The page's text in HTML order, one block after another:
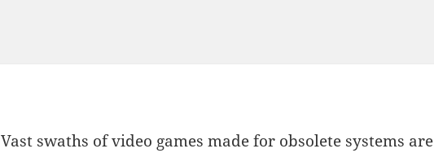
Vast swaths of video games made for obsolete systems are